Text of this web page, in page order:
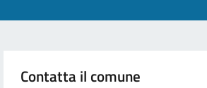
Contatta il comune